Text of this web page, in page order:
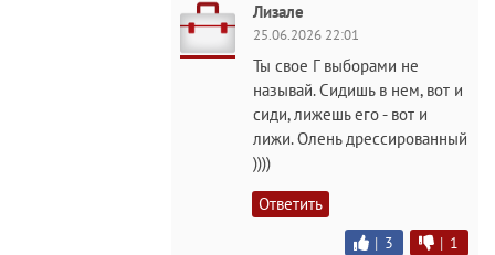
Лизале
25.06.2026 22:01
Ты свое Г выборами не
называй. Сидишь в нем, вот и
сиди, лижешь его - вот и
лижи. Олень дрессированный
))))
Ответить
| 3 | 1